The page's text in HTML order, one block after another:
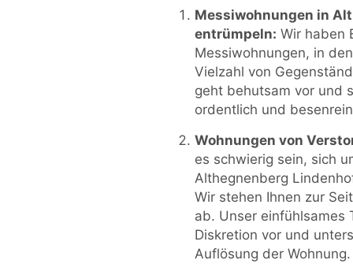
Messiwohnungen in
entrümpeln: Wir haben
Messiwohnungen, in
Vielzahl von
geht behutsam vor und
ordentlich und
Wohnungen von
es schwierig sein, sich
Althegnenberg
Wir stehen Ihnen zur
ab. Unser einfühlsames
Diskretion vor und
Auflösung der Wohnung.